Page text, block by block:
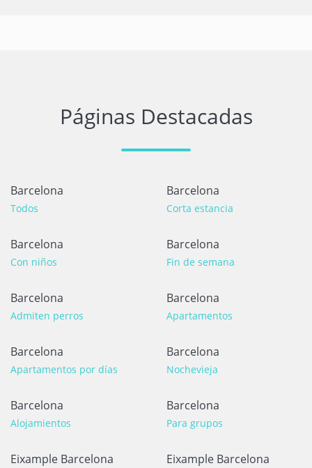
Páginas Destacadas
Barcelona
Todos
Barcelona
Corta estancia
Barcelona
Con niños
Barcelona
Fin de semana
Barcelona
Admiten perros
Barcelona
Apartamentos
Barcelona
Apartamentos por días
Barcelona
Nochevieja
Barcelona
Alojamientos
Barcelona
Para grupos
Eixample Barcelona Eixample Barcelona